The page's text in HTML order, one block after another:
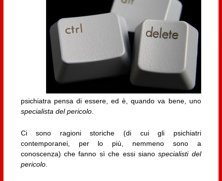
psichiatra pensa di essere, ed è, quando va bene, uno
specialista del pericolo.
Ci sono ragioni storiche (di cui gli psichiatri
contemporanei, per lo più, nemmeno sono a
conoscenza) che fanno sì che essi sianospecialisti del
pericolo.